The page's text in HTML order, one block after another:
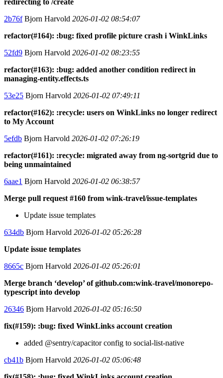
2b76fBjorn Harvold 2026-01-02 08:54:07
refactor(#164): :bug: fixed profile picture crash i WinkLinks
52fd9 Bjorn Harvold 2026-01-02 08:23:55
refactor(#163): :bug: added another condition redirect in
managing-entity.effects.ts
53e25 Bjorn Harvold 2026-01-02 07:49:11
refactor(#162): :recycle: users on WinkLinks no longer redirect
to My Account
5efdb Bjorn Harvold 2026-01-02 07:26:19
refactor(#161): :recycle: migrated away from ng-sortgrid due to
being unmaintained
6aae1 Bjorn Harvold 2026-01-02 06:38:57
Merge pull request #160 from wink-travel/issue-templates
Update issue templates
634db Bjorn Harvold 2026-01-02 05:26:28
Update issue templates
8665c Bjorn Harvold 2026-01-02 05:26:01
Merge branch ‘develop’ of github.com:wink-travel/monorepo-
typescript into develop
26346 Bjorn Harvold 2026-01-02 05:16:50
fix(#159): :bug: fixed WinkLinks account creation
added @sentry/capacitor config to social-list-native
cb41b Bjorn Harvold 2026-01-02 05:06:48